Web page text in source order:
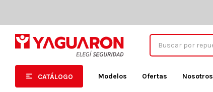
CATÁLOGO Modelos Ofertas Nosotros